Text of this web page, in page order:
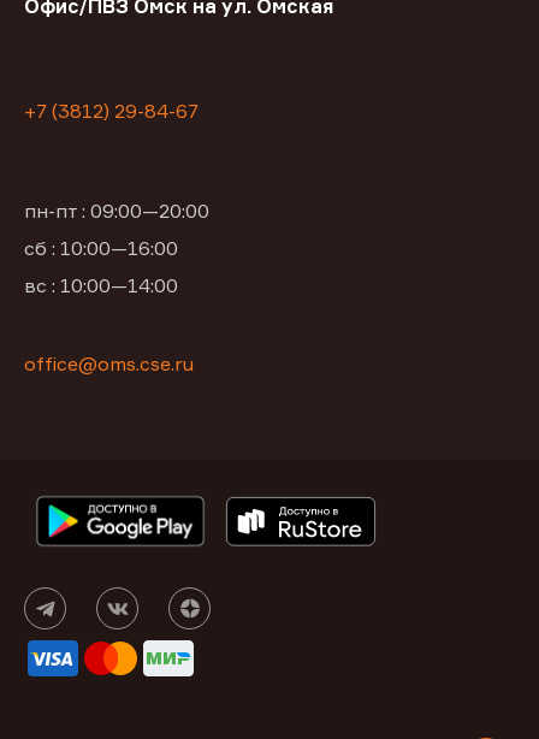
Офис/ПВЗ Омск на ул. Омская
+7 (3812) 29-84-67
пн-пт : 09:00—20:00
сб : 10:00—16:00
вс : 10:00—14:00
office@oms.cse.ru